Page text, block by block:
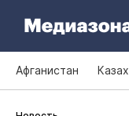
Афганистан